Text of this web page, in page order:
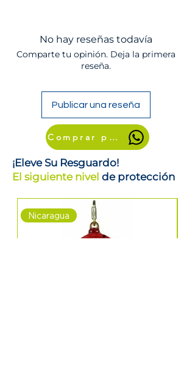
No hay reseñas todavía
Comparte tu opinión. Deja la primera
reseña.
Publicar una reseña
Comprar por WhatsApp
Nicaragua
¡Eleve Su Resguardo!
El siguiente nivel de protección